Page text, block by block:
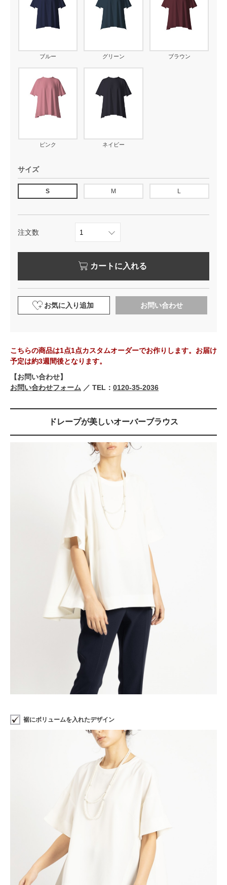
ブルー グリーン ブラウン
ピンク ネイビー
サイズ
S M L
注文数
カートに入れる
お気に入り追加 お問い合わせ
こちらの商品は1点1点カスタムオーダーでお作りします。お届け
予定は約3週間後となります。
【お問い合わせ】
お問い合わせフォーム ／ TEL： 0120-35-2036
ドレープが美しいオーバーブラウス
裾にボリュームを入れたデザイン